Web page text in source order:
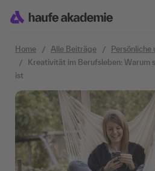
Home Alle Beiträge
Persönliche
Kreativität im Berufsleben: Warum
ist